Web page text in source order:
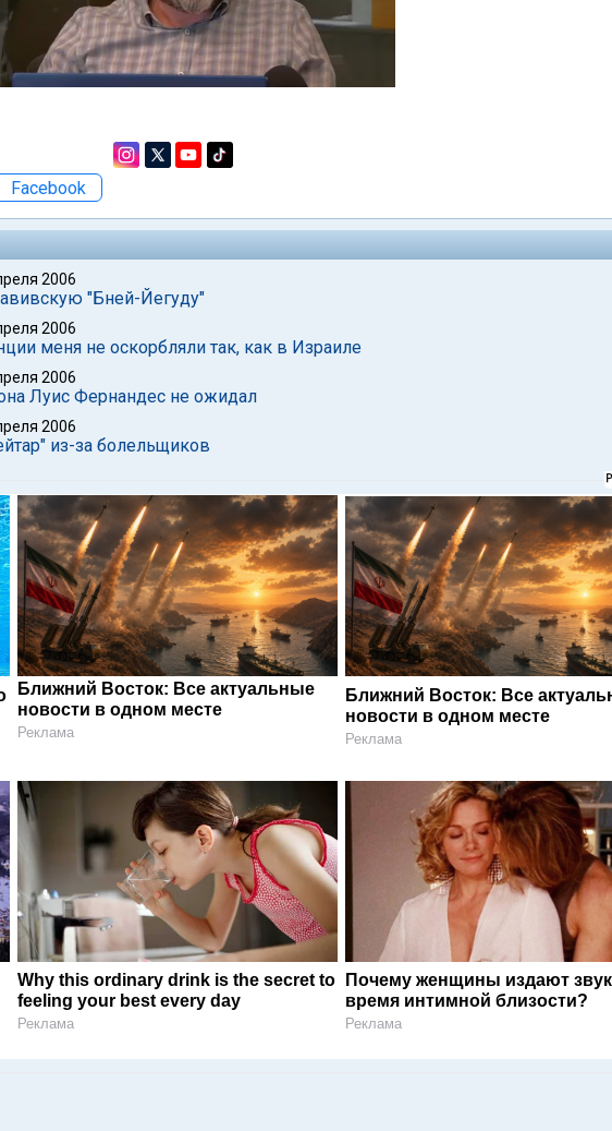
Facebook
2006
"Бней-Йегуду"
2006
меня не оскорбляли так, как в Израиле
2006
Луис Фернандес не ожидал
2006
из-за болельщиков
Ближний Восток: Все актуальные
новости в одном месте
Реклама
Ближний Восток: Все
новости в одном месте
Реклама
Why this ordinary drink is the secret to
feeling your best every day
Реклама
Почему женщины издают
время интимной близости?
Реклама